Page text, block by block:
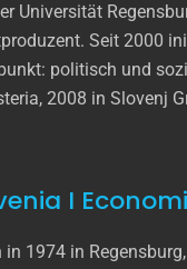
Universität
Seit 2000
politisch und
2008 in Slovenj
I
in 1974 in